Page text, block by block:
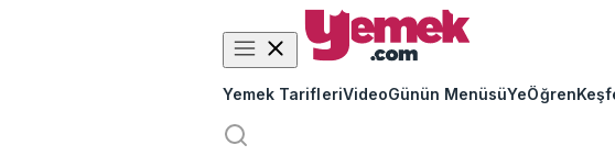
Yemek TarifleriVideoGünün MenüsüYeÖğren